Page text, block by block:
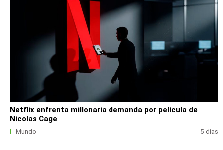
Netflix enfrenta millonaria demanda por película de
Nicolas Cage
Mundo 5 días